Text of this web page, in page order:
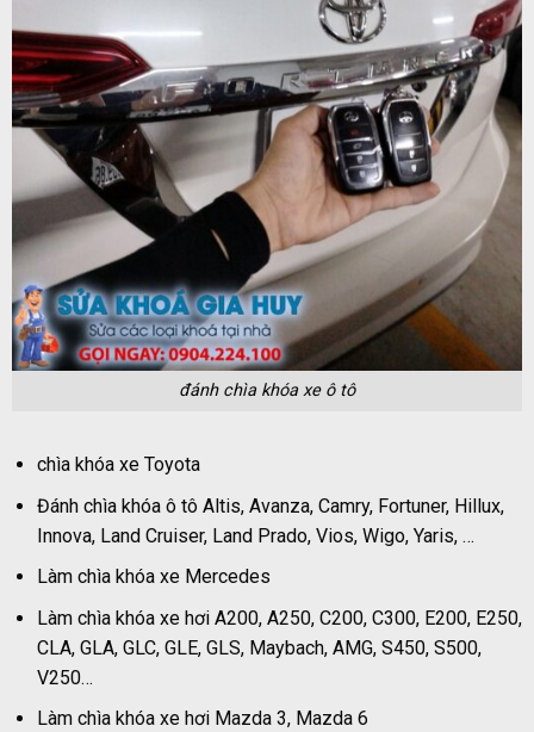
đánh chìa khóa xe ô tô
chìa khóa xe Toyota
Đánh chìa khóa ô tô Altis, Avanza, Camry, Fortuner, Hillux,
Innova, Land Cruiser, Land Prado, Vios, Wigo, Yaris, …
Làm chìa khóa xe Mercedes
Làm chìa khóa xe hơi A200, A250, C200, C300, E200, E250,
CLA, GLA, GLC, GLE, GLS, Maybach, AMG, S450, S500,
V250…
Làm chìa khóa xe hơi Mazda 3, Mazda 6